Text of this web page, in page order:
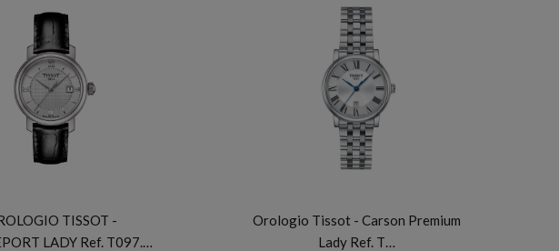
TISSOT -
LADY Ref. T097.…
Orologio Tissot - Carson Premium
Lady Ref. T…